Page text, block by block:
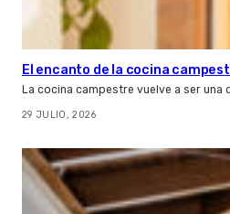
El encanto de la cocina
La cocina campestre vuelve a ser
29 JULIO, 2026